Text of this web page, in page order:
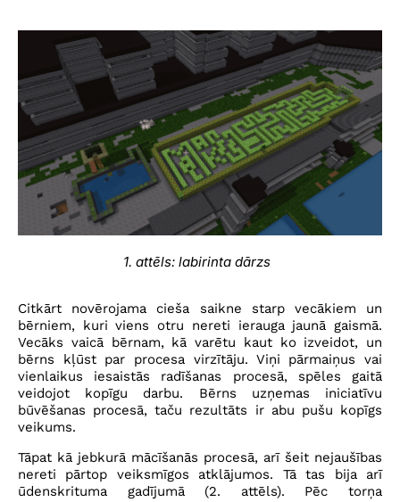
1. attēls: labirinta dārzs
Citkārt novērojama cieša saikne starp vecākiem un
bērniem, kuri viens otru nereti ierauga jaunā gaismā.
Vecāks vaicā bērnam, kā varētu kaut ko izveidot, un
bērns kļūst par procesa virzītāju. Viņi pārmaiņus vai
vienlaikus iesaistās radīšanas procesā, spēles gaitā
veidojot kopīgu darbu. Bērns uzņemas iniciatīvu
būvēšanas procesā, taču rezultāts ir abu pušu kopīgs
veikums.
Tāpat kā jebkurā mācīšanās procesā, arī šeit nejaušības
nereti pārtop veiksmīgos atklājumos. Tā tas bija arī
ūdenskrituma gadījumā (2. attēls). Pēc torņa